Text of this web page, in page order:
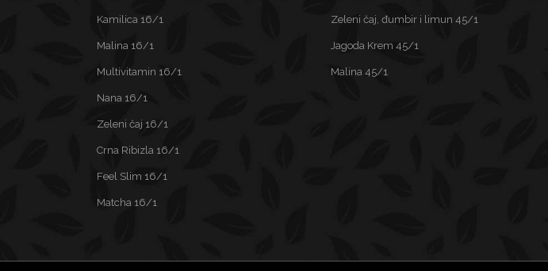
Kamilica 16/1
Malina 16/1
Multivitamin 16/1
Nana 16/1
Zeleni čaj 16/1
Crna Ribizla 16/1
Feel Slim 16/1
Matcha 16/1
Zeleni čaj, đumbir i limun 45/1
Jagoda Krem 45/1
Malina 45/1